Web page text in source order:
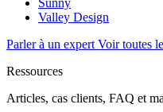
Sunny
Valley Design
Parler à un expert Voir toutes
Ressources
Articles, cas clients, FAQ et